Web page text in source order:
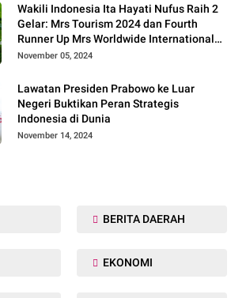
Wakili Indonesia Ita Hayati Nufus Raih 2
Gelar: Mrs Tourism 2024 dan Fourth
Runner Up Mrs Worldwide International
2024, di Pemilihan Mrs Worldwide 2024
November 05, 2024
Lawatan Presiden Prabowo ke Luar
Negeri Buktikan Peran Strategis
Indonesia di Dunia
November 14, 2024
BERITA DAERAH
EKONOMI